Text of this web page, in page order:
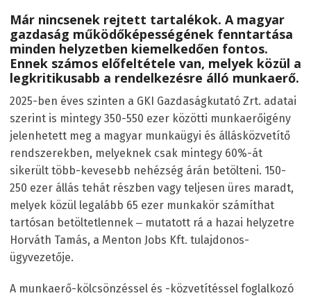
Már nincsenek rejtett tartalékok. A magyar
gazdaság működőképességének fenntartása
minden helyzetben kiemelkedően fontos.
Ennek számos előfeltétele van, melyek közül a
legkritikusabb a rendelkezésre álló munkaerő.
2025-ben éves szinten a GKI Gazdaságkutató Zrt. adatai
szerint is mintegy 350-550 ezer közötti munkaerőigény
jelenhetett meg a magyar munkaügyi és állásközvetítő
rendszerekben, melyeknek csak mintegy 60%-át
sikerült több-kevesebb nehézség árán betölteni. 150-
250 ezer állás tehát részben vagy teljesen üres maradt,
melyek közül legalább 65 ezer munkakör számíthat
tartósan betöltetlennek ‒ mutatott rá a hazai helyzetre
Horváth Tamás, a Menton Jobs Kft. tulajdonos-
ügyvezetője.
A munkaerő-kölcsönzéssel és -közvetítéssel foglalkozó